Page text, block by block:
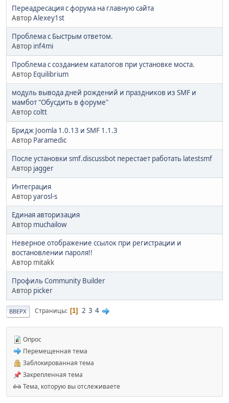
Переадресация с форума на главную сайта
АвторAlexey1st
Проблема с Быстрым ответом.
Автор inf4mi
Проблема с созданием каталогов при установке моста.
Автор Equilibrium
модуль вывода дней рождений и праздников из SMF и
мамбот "Обусдить в форуме"
Авторcoltt
Бридж Joomla 1.0.13 и SMF 1.1.3
Автор Paramedic
После установки smf.discussbot перестает работать latestsmf
Автор jagger
Интеграция
Авторyarosl-s
Единая авторизация
Автор muchailow
Неверное отображение ссылок при регистрации и
востановлении пароля!!
Автор mitakk
Профиль Community Builder
Автор picker
ВВЕРХ Страницы 1 2 3 4
Опрос
Перемещенная тема
Заблокированная тема
Закрепленная тема
Тема, которую вы отслеживаете